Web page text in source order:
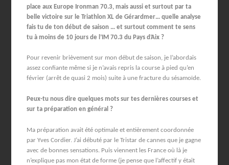
place aux Europe Ironman 70.3, mais aussi et surtout par ta
belle victoire sur le Triathlon XL de Gérardmer… quelle analyse
fais tu de ton début de saison … et surtout comment te sens
tu à moins de 10 jours de l’IM 70.3 du Pays d’Aix ?
Pour revenir brièvement sur mon début de saison, je l’abordais
assez confiante même si je n’avais repris la course à pied qu’en
février (arrêt de quasi 2 mois) suite à une fracture du sésamoïde.
Peux-tu nous dire quelques mots sur tes dernières courses et
sur ta préparation en général ?
Ma préparation avait été optimale et entièrement coordonnée
par Yves Cordier. J’ai débuté par le Tristar de cannes que je gagne
avec de bonnes sensations. Puis viennent les France où là je
n’explique pas mon état de forme (je pense que l’affectif y était